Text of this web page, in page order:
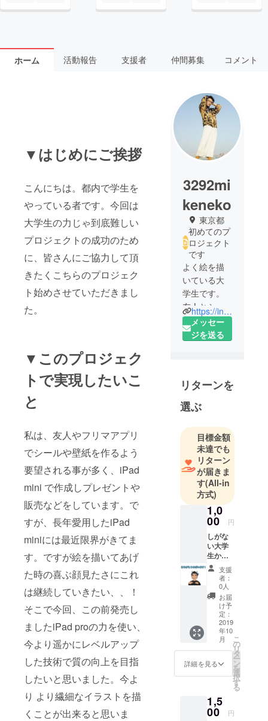
ホーム 活動報告 支援者 仲間募集 コメント
▼はじめにご挨拶
こんにちは。都内で学生を
やっている者です。今回は
大学生の力じゃ到底難しい
プロジェクトの成功のため
に、皆さんにご協力して頂
きたくこちらのプロジェク
ト始めさせていただきまし
た。
▼このプロジェク
トで実現したいこ
と
私は、友人やフリマアプリ
でシールや壁紙を作るよう
要望される事が多く、iPad
mini で作成しプレゼントや
販売などをしています。で
すが、長年愛用したiPad
miniには最近限界がきてま
す。ですが絵を描いてあげ
た時の喜ぶ顔見たさにこれ
は継続していきたい、、！
そこで今回、この前発売し
ましたiPad proの力を使い、
今より遥かにレベルアップ
した技術で質の向上を目指
したいと思いました。今よ
り より繊細なイラストを描
くことが出来ると思いま
3292mi
keneko
東京都
初めてのプ
ロジェクト
です
よく絵を描
いている大
学生です。
友人とシェ
アハウスし
たいなあと
が好きなん
です！
https://instagram.com/mikenekohouse32?utm_medium=copy_link
メッセー
ジを送る
リターンを
選ぶ
目標金額
未達でも
リターン
が届きま
す(All-in
方式)
1,0
00 円
しがな
い大学
生から
のお手
紙を送
らせて
頂きま
す。
支援
者：
0人
お届
け予
定：
2019
年10
月
詳細を見る
こ
の
リ
タ
ー
ン
を
選
択
す
る
1,5
00 円